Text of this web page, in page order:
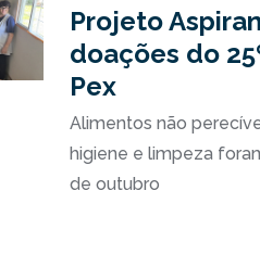
Projeto
doações do
Pex
Alimentos não
higiene e limpeza
de outubro